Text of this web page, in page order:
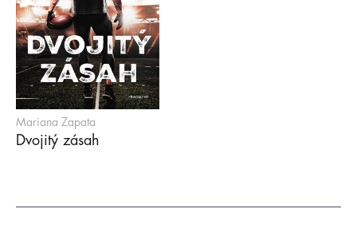
Mariana Zapata
Dvojitý zásah